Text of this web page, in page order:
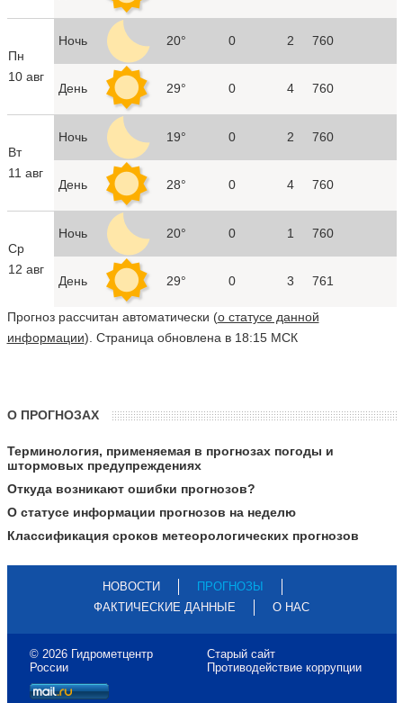
Пн
10 авг
Ночь 20° 0 2 760
День 29° 0 4 760
Вт
11 авг
Ночь 19° 0 2 760
День 28° 0 4 760
Ср
12 авг
Ночь 20° 0 1 760
День 29° 0 3 761
Прогноз рассчитан автоматически (о статусе данной
информации). Страница обновлена в 18:15 МСК
О ПРОГНОЗАХ
Терминология, применяемая в прогнозах погоды и
штормовых предупреждениях
Откуда возникают ошибки прогнозов?
О статусе информации прогнозов на неделю
Классификация сроков метеорологических прогнозов
НОВОСТИ
ПРОГНОЗЫ
ФАКТИЧЕСКИЕ ДАННЫЕ
О НАС
© 2026 Гидрометцентр
России
Старый сайт
Противодействие коррупции